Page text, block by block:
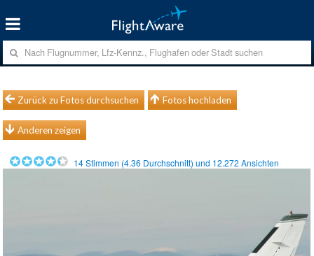
Zurück zu Fotos durchsuchen Fotos hochladen
Anderen zeigen
14Stimmen (4.36 Durchschnitt) und 12.272 Ansichten